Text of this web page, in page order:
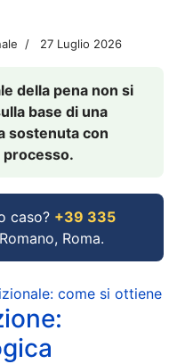
27 Luglio 2026
della pena non si
base di una
sostenuta con
caso? +39 335
Roma.
come si ottiene